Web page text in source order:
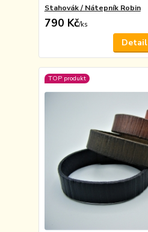
Stahovák / Nátepník Robin
790 Kč/ks
Detail
TOP produkt